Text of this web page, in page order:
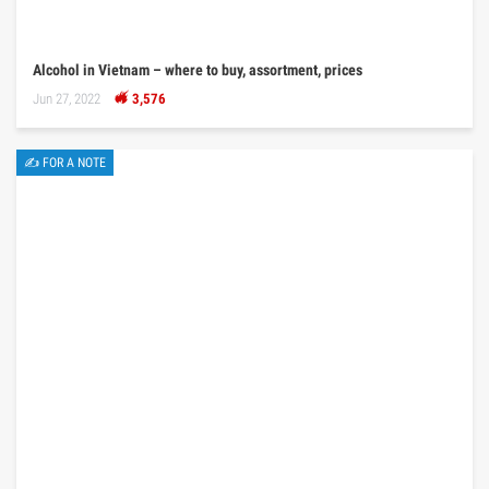
Alcohol in Vietnam – where to buy, assortment, prices
Jun 27, 2022 3,576
✍ FOR A NOTE